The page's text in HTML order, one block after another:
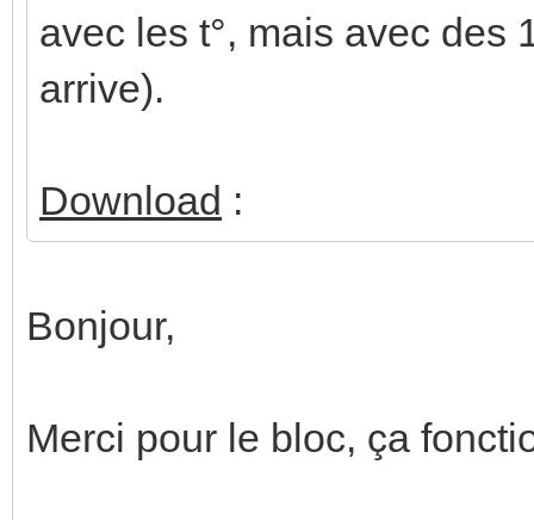
avec les t°, mais avec des
arrive).
Download :
Bonjour,
Merci pour le bloc, ça